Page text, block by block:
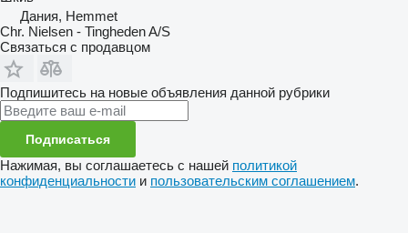
Дания, Hemmet
Chr. Nielsen - Tingheden A/S
Связаться с продавцом
Подпишитесь на новые объявления данной рубрики
Подписаться
Нажимая, вы соглашаетесь с нашей политикой
конфиденциальности и пользовательским соглашением.